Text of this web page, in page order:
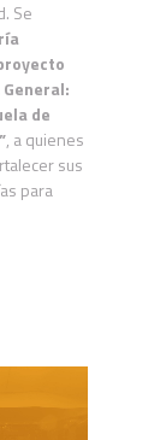
Se
de
, a quienes
sus
para